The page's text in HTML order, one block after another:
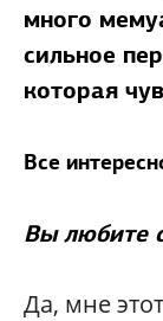
много
сильное
которая
Все
Вы любите
Да, мне